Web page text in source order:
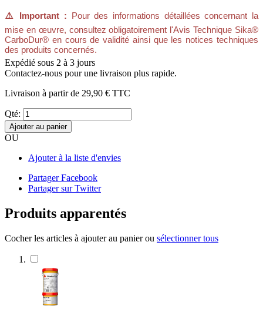
⚠️ Important : Pour des informations détaillées concernant la
mise en œuvre, consultez obligatoirement l'Avis Technique Sika®
CarboDur® en cours de validité ainsi que les notices techniques
des produits concernés.
Expédié sous 2 à 3 jours
Contactez-nous pour une livraison plus rapide.
Livraison à partir de 29,90 € TTC
Qté:
Ajouter au panier
OU
Ajouter à la liste d'envies
Partager Facebook
Partager sur Twitter
Produits apparentés
Cocher les articles à ajouter au panier ou sélectionner tous